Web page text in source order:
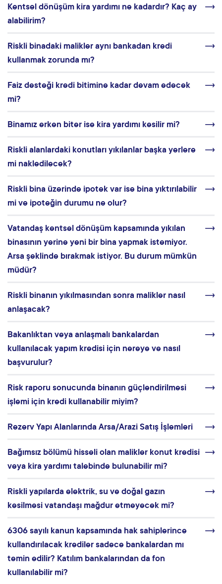
Kentsel dönüşüm kira yardımı ne kadardır? Kaç ay
alabilirim?
Riskli binadaki malikler aynı bankadan kredi
kullanmak zorunda mı?
Faiz desteği kredi bitimine kadar devam edecek
mi?
Binamız erken biter ise kira yardımı kesilir mi?
Riskli alanlardaki konutları yıkılanlar başka yerlere
mi nakledilecek?
Riskli bina üzerinde ipotek var ise bina yıktırılabilir
mi ve ipoteğin durumu ne olur?
Vatandaş kentsel dönüşüm kapsamında yıkılan
binasının yerine yeni bir bina yapmak istemiyor.
Arsa şeklinde bırakmak istiyor. Bu durum mümkün
müdür?
Riskli binanın yıkılmasından sonra malikler nasıl
anlaşacak?
Bakanlıktan veya anlaşmalı bankalardan
kullanılacak yapım kredisi için nereye ve nasıl
başvurulur?
Risk raporu sonucunda binanın güçlendirilmesi
işlemi için kredi kullanabilir miyim?
Rezerv Yapı Alanlarında Arsa/Arazi Satış İşlemleri
Bağımsız bölümü hisseli olan malikler konut kredisi
veya kira yardımı talebinde bulunabilir mi?
Riskli yapılarda elektrik, su ve doğal gazın
kesilmesi vatandaşı mağdur etmeyecek mi?
6306 sayılı kanun kapsamında hak sahiplerince
kullandırılacak krediler sadece bankalardan mı
temin edilir? Katılım bankalarından da fon
kullanılabilir mi?